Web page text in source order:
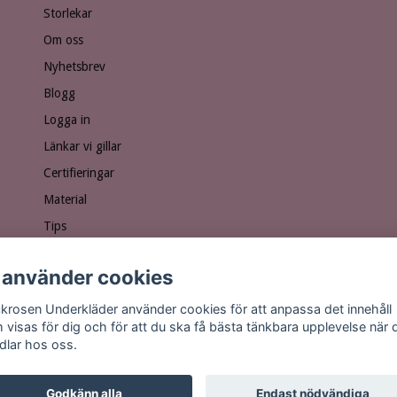
Storlekar
Om oss
Nyhetsbrev
Blogg
Logga in
Länkar vi gillar
Certifieringar
Material
Tips
Personuppgiftspolicy
Vanliga frågor
cookies
Underkläder använder cookies för att anpassa det innehåll
visas för dig och för att du ska få bästa tänkbara upplevelse när
hos oss.
Godkänn alla Endast nödvändiga